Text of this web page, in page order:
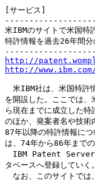
[サービス]
米IBMのサイトで米国特
特許情報を過去26年間
http://
http://
米IBM社は、米国特
を開設した。ここでは
ら現在までに成立した
のほか、発案者名や技術
87年以降の特許情報に
は、74年から86年まで
IBM Patent Serverで
タベースへ登録していく。
なお、このサイトでは